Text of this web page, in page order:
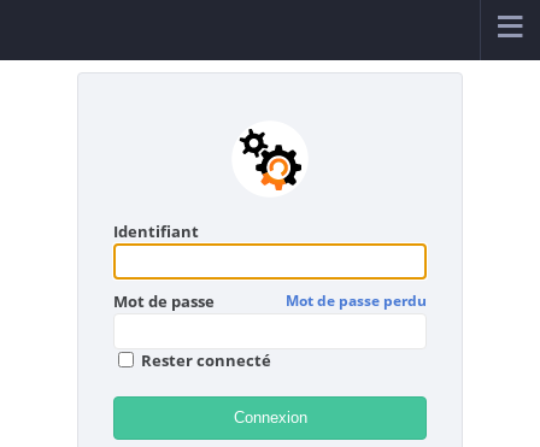
Identifiant
Mot de passe Mot de passe perdu
Rester connecté